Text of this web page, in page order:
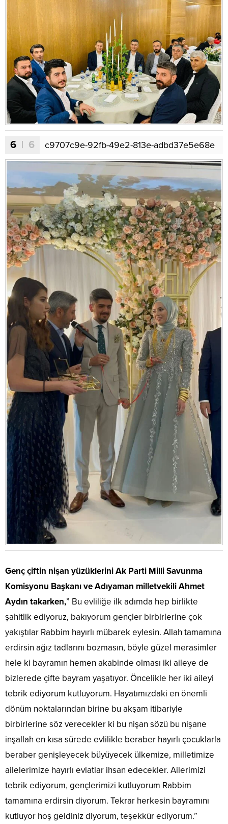
6 | 6 c9707c9e-92fb-49e2-813e-adbd37e5e68e
Genç çiftin nişan yüzüklerini Ak Parti Milli Savunma
Komisyonu Başkanı ve Adıyaman milletvekili Ahmet
Aydın takarken,” Bu evliliğe ilk adımda hep birlikte
şahitlik ediyoruz, bakıyorum gençler birbirlerine çok
yakıştılar Rabbim hayırlı mübarek eylesin. Allah tamamına
erdirsin ağız tadlarını bozmasın, böyle güzel merasimler
hele ki bayramın hemen akabinde olması iki aileye de
bizlerede çifte bayram yaşatıyor. Öncelikle her iki aileyi
tebrik ediyorum kutluyorum. Hayatımızdaki en önemli
dönüm noktalarından birine bu akşam itibariyle
birbirlerine söz verecekler ki bu nişan sözü bu nişane
inşallah en kısa sürede evlilikle beraber hayırlı çocuklarla
beraber genişleyecek büyüyecek ülkemize, milletimize
ailelerimize hayırlı evlatlar ihsan edecekler. Ailerimizi
tebrik ediyorum, gençlerimizi kutluyorum Rabbim
tamamına erdirsin diyorum. Tekrar herkesin bayramını
kutluyor hoş geldiniz diyorum, teşekkür ediyorum.”